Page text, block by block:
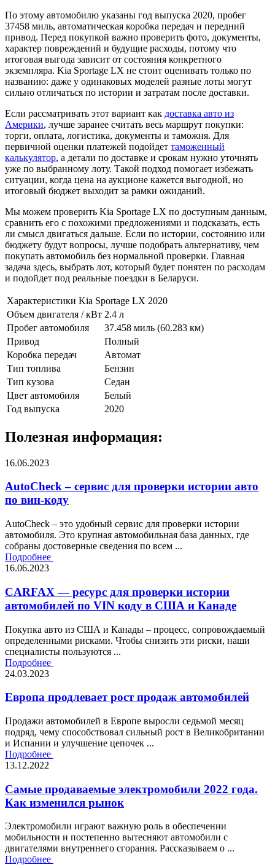
По этому автомобилю указаны год выпуска 2020, пробег
37458 миль, автоматическая коробка передач и передний
привод. Перед покупкой важно проверить фото, документы,
характер повреждений и будущие расходы, потому что
итоговая выгода зависит от состояния конкретного
экземпляра. Kia Sportage LX не стоит оценивать только по
названию: даже у одинаковых моделей разные лоты могут
сильно отличаться по истории и затратам после доставки.
Если рассматривать этот вариант как доставка авто из
Америки, лучше заранее считать весь маршрут покупки:
торги, оплата, логистика, документы и таможня. Для
первичной оценки платежей подойдет таможенный
калькулятор, а детали по доставке и срокам нужно уточнять
уже по выбранному лоту. Такой подход помогает избежать
ситуации, когда цена на аукционе кажется выгодной, но
итоговый бюджет выходит за рамки ожиданий.
Мы можем проверить Kia Sportage LX по доступным данным,
сравнить его с похожими предложениями и подсказать, есть
ли смысл двигаться дальше. Если по истории, состоянию или
бюджету будут вопросы, лучше подобрать альтернативу, чем
покупать автомобиль без нормальной проверки. Главная
задача здесь, выбрать лот, который будет понятен по расходам
и подойдет под реальные поездки в Беларуси.
Характеристики Kia Sportage LX 2020
Объем двигателя / кВт 2.4 л
Пробег автомобиля
37.458 миль (60.283 км)
Привод
Полный
Коробка передач
Автомат
Тип топлива
Бензин
Тип кузова
Седан
Цвет автомобиля
Белый
Год выпуска
2020
Полезная информация:
16.06.2023
AutoCheck – сервис для проверки истории авто
по вин-коду
AutoCheck – это удобный сервис для проверки истории
автомобиля. Это крупная автомобильная база данных, где
собраны достоверные сведения по всем ...
Подробнее
16.06.2023
CARFAX — ресурс для проверки истории
автомобилей по VIN коду в США и Канаде
Покупка авто из США и Канады – процесс, сопровождаемый
определенными рисками. Чтобы снизить эти риски, наши
специалисты пользуются ...
Подробнее
24.03.2023
Европа продлевает рост продаж автомобилей
Продажи автомобилей в Европе выросли седьмой месяц
подряд, чему способствовал сильный рост в Великобритании
и Испании и улучшение цепочек ...
Подробнее
13.12.2022
Самые продаваемые электромобили 2022 года.
Как изменился рынок
Электромобили играют важную роль в обеспечении
мобильности и постепенно вытесняют автомобили с
двигателями внутреннего сгорания. Рассказываем о ...
Подробнее